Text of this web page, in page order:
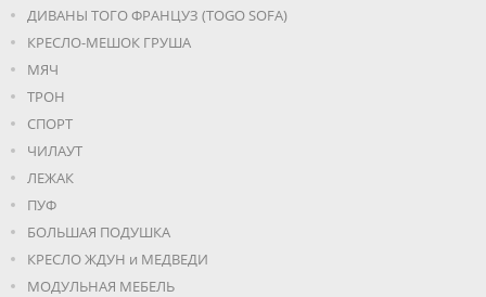
ДИВАНЫ ТОГО ФРАНЦУЗ (TOGO SOFA)
КРЕСЛО-МЕШОК ГРУША
МЯЧ
ТРОН
СПОРТ
ЧИЛАУТ
ЛЕЖАК
ПУФ
БОЛЬШАЯ ПОДУШКА
КРЕСЛО ЖДУН и МЕДВЕДИ
МОДУЛЬНАЯ МЕБЕЛЬ